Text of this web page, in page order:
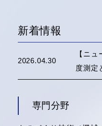
新着情報
2026.04.30
【ニ
度測定
専門分野